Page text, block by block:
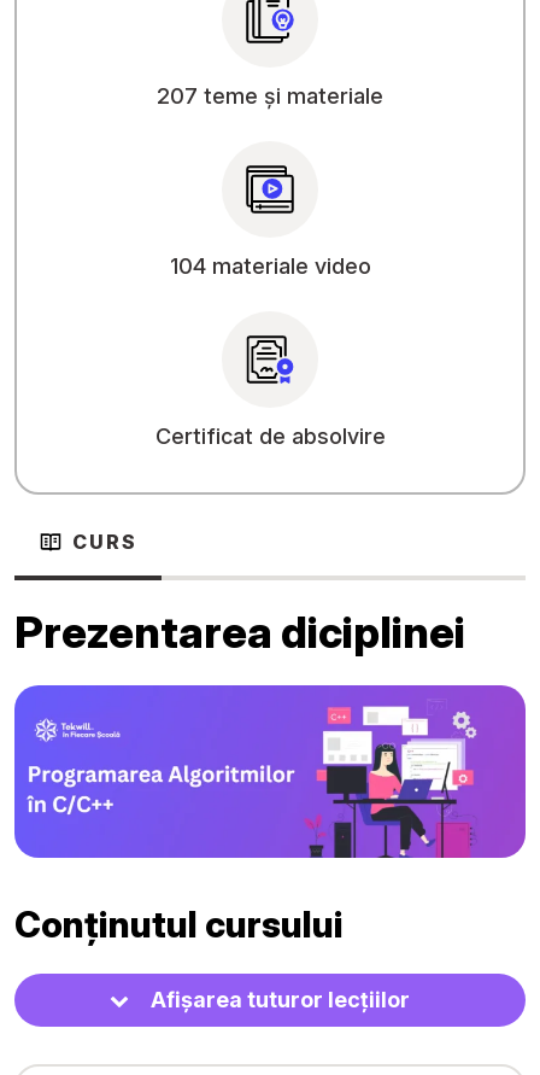
207 teme și materiale
104 materiale video
Certificat de absolvire
CURS
Prezentarea diciplinei
Conținutul cursului
Afișarea tuturor lecțiilor